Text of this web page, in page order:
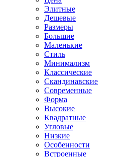
Элитные
Дешевые
Размеры
Большие
Маленькие
Стиль
Минимализм
Классические
Скандинавские
Современные
Форма
Высокие
Квадратные
Угловые
Низкие
Особенности
Встроенные